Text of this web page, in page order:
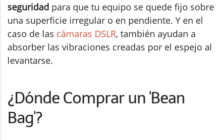
seguridad para que tu equipo se quede fijo sobre
una superficie irregular o en pendiente. Y en el
caso de las cámaras DSLR, también ayudan a
absorber las vibraciones creadas por el espejo al
levantarse.
¿Dónde Comprar un 'Bean
Bag'?